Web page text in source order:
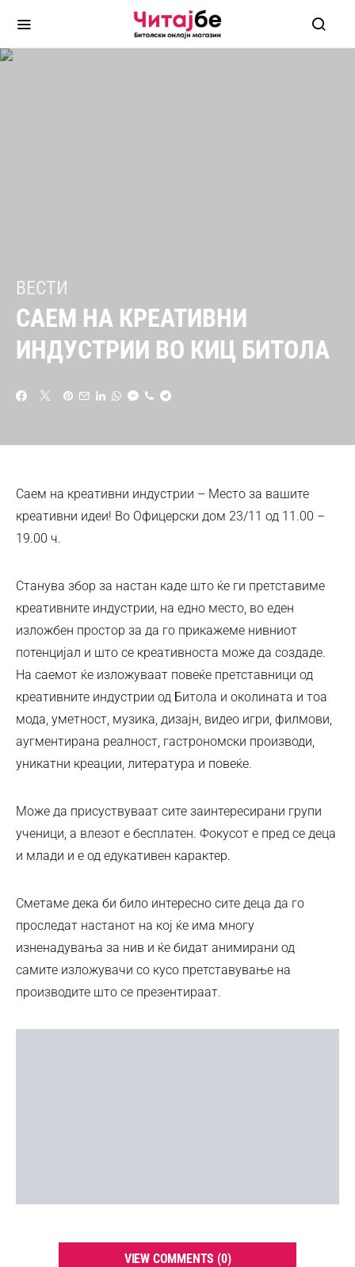
ВЕСТИ
САЕМ НА КРЕАТИВНИ
ИНДУСТРИИ ВО КИЦ БИТОЛА
Саем на креативни индустрии – Место за вашите
креативни идеи! Во Офицерски дом 23/11 од 11.00 –
19.00 ч.
Станува збор за настан каде што ќе ги претставиме
креативните индустрии, на едно место, во еден
изложбен простор за да го прикажеме нивниот
потенцијал и што се креативноста може да создаде.
На саемот ќе изложуваат повеќе претставници од
креативните индустрии од Битола и околината и тоа
мода, уметност, музика, дизајн, видео игри, филмови,
аугментирана реалност, гастрономски производи,
уникатни креации, литература и повеќе.
Може да присуствуваат сите заинтересирани групи
ученици, а влезот е бесплатен. Фокусот е пред се деца
и млади и е од едукативен карактер.
Сметаме дека би било интересно сите деца да го
проследат настанот на кој ќе има многу
изненадувања за нив и ќе бидат анимирани од
самите изложувачи со кусо претставување на
производите што се презентираат.
VIEW COMMENTS (0)